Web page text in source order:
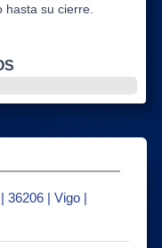
hasta su cierre.
| Vigo |